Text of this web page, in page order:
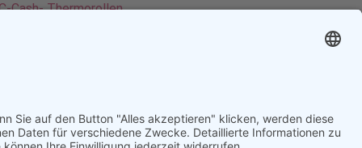
Cash- Thermorollen